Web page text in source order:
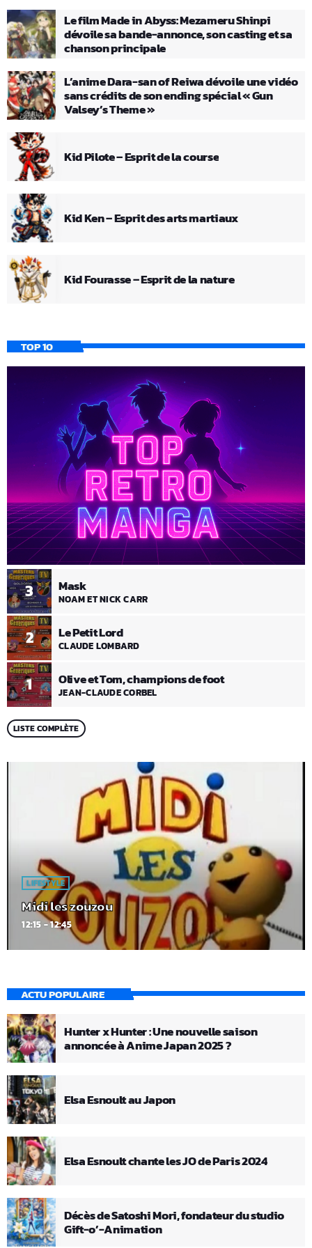
Le film Made in Abyss: Mezameru Shinpi
dévoile sa bande-annonce, son casting et sa
chanson principale
L’anime Dara-san of Reiwa dévoile une vidéo
sans crédits de son ending spécial « Gun
Valsey’s Theme »
Kid Pilote – Esprit de la course
Kid Ken – Esprit des arts martiaux
Kid Fourasse – Esprit de la nature
TOP 10
1 Olive et Tom, champions de foot
JEAN-CLAUDE CORBEL
2 Le Petit Lord
CLAUDE LOMBARD
3 Mask
NOAM ET NICK CARR
LISTE COMPLÈTE
LIFESTYLE
Midi les zouzou
12:15 - 12:45
ACTU POPULAIRE
Hunter x Hunter : Une nouvelle saison
annoncée à Anime Japan 2025 ?
Elsa Esnoult au Japon
Elsa Esnoult chante les JO de Paris 2024
Décès de Satoshi Mori, fondateur du studio
Gift-o’-Animation